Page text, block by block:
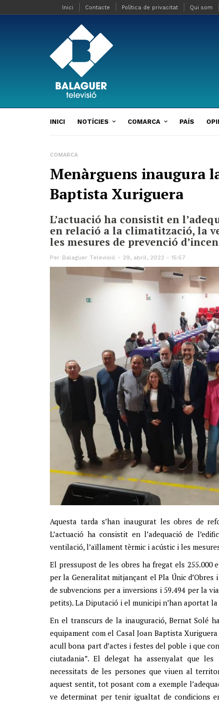
Inici Contacte Política de privacitat Qui som
INICI NOTÍCIES COMARCA PAÍS
COMARCA
Menàrguens inaugura
Baptista Xuriguera
L’actuació ha consistit en
en relació a la climatització, la
les mesures de prevenció
Per Balaguer Televisió 29, abril, 2022 - 15:57
Aquesta tarda s’han inaugurat les obres de
L’actuació ha consistit en l’adequació de
ventilació, l’aïllament tèrmic i acústic i les
El pressupost de les obres ha fregat els 255.000
per la Generalitat mitjançant el Pla Únic d’Obres
de subvencions per a inversions i 59.494 per la
petits). La Diputació i el municipi n’han aportat la
En el transcurs de la inauguració, Bernat Solé
equipament com el Casal Joan Baptista
acull bona part d’actes i festes del poble i que
ciutadania”. El delegat ha assenyalat que
necessitats de les persones que viuen al
aquest sentit, tot posant com a exemple
ve determinat per tenir igualtat de condicions